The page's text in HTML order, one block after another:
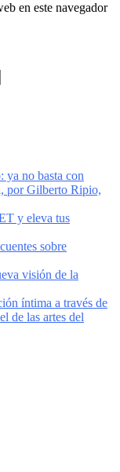
en este navegador
ya no basta con
por Gilberto Ripio,
y eleva tus
sobre
visión de la
íntima a través de
de las artes del